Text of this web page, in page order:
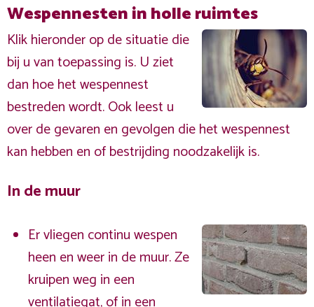
Wespennesten in holle ruimtes
Klik hieronder op de situatie die
bij u van toepassing is. U ziet
dan hoe het wespennest
bestreden wordt. Ook leest u
over de gevaren en gevolgen die het wespennest
kan hebben en of bestrijding noodzakelijk is.
In de muur
Er vliegen continu wespen
heen en weer in de muur. Ze
kruipen weg in een